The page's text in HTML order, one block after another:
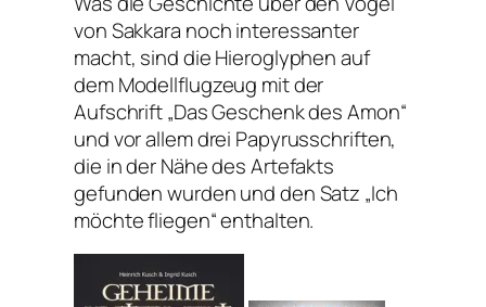
von Sakkara noch interessanter
macht, sind die Hieroglyphen auf
dem Modellflugzeug mit der
Aufschrift „Das Geschenk des Amon“
und vor allem drei Papyrusschriften,
die in der Nähe des Artefakts
gefunden wurden und den Satz „Ich
möchte fliegen“ enthalten.